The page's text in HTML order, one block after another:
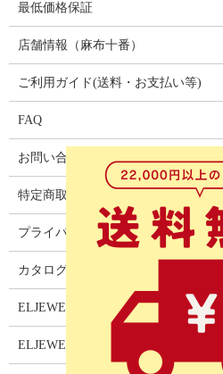
最低価格保証
店舗情報（麻布十番）
ご利用ガイド(送料・お支払い等)
FAQ
お問い合わせ
特定商取引法に基づく表記
プライバシーポリシー
カタログ
ELJEWEL LIGHITNG
ELJEWEL カーテン